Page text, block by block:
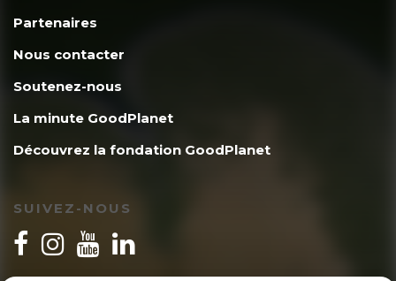
Partenaires
Nous contacter
Soutenez-nous
La minute GoodPlanet
Découvrez la fondation GoodPlanet
SUIVEZ-NOUS